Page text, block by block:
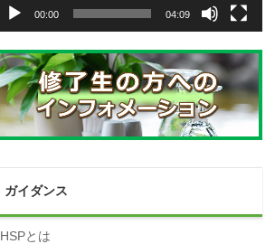
00:00 04:09
ガイダンス
HSPとは